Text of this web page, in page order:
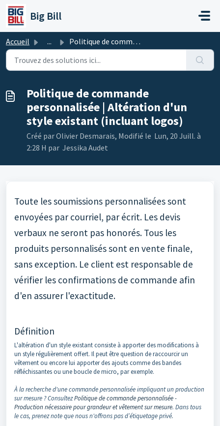
Passer au contenu principal
Big Bill
Accueil ... Politique de commande personnalisée | Altération d'un...
Politique de commande
personnalisée | Altération d'un
style existant (incluant logos)
Créé par Olivier Desmarais, Modifié le Lun, 20 Juill. à
2:28 H par Jessika Audet
Toute les soumissions personnalisées sont
envoyées par courriel, par écrit. Les devis
verbaux ne seront pas honorés. Tous les
produits personnalisés sont en vente finale,
sans exception. Le client est responsable de
vérifier les confirmations de commande afin
d'en assurer l'exactitude.
Définition
L'altération d'un style existant consiste à apporter des modifications à
un style régulièrement offert. Il peut être question de raccourcir un
vêtement ou encore lui apporter des ajouts comme des bandes
réfléchissantes ou une boucle de micro, par exemple.
À la recherche d'une commande personnalisée impliquant un production
sur mesure ? ConsultezPolitique de commande personnalisée -
Production nécessaire pour grandeur et vêtement sur mesure. Dans tous
le cas, prenez note que nous n'offrons pas d’étiquetage privé.